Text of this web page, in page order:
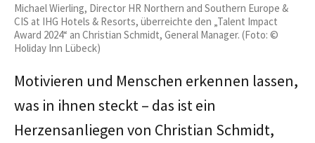
Michael Wierling, Director HR Northern and Southern Europe &
CIS at IHG Hotels & Resorts, überreichte den „Talent Impact
Award 2024“ an Christian Schmidt, General Manager. (Foto: ©
Holiday Inn Lübeck)
Motivieren und Menschen erkennen lassen,
was in ihnen steckt – das ist ein
Herzensanliegen von Christian Schmidt,